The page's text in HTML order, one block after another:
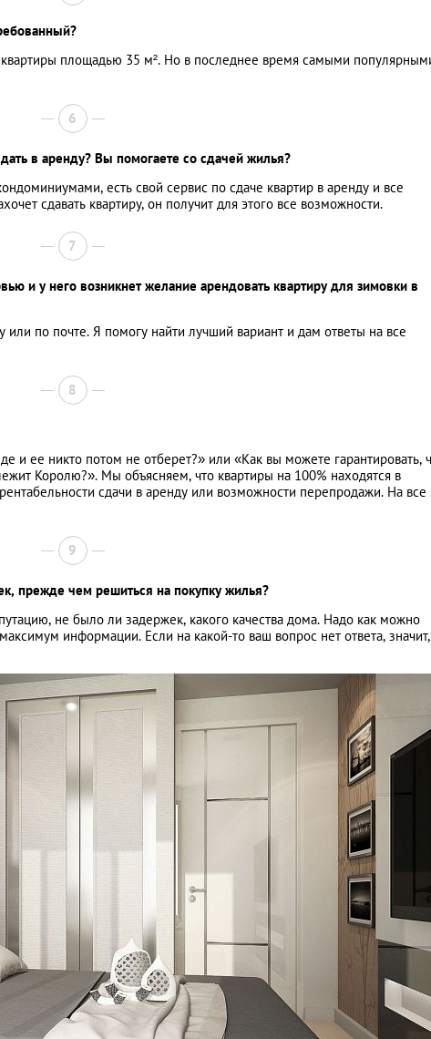
площадью 35 м². Но в последнее время самыми
6
в аренду? Вы помогаете со сдачей жилья?
есть свой сервис по сдаче квартир в аренду и все
сдавать квартиру, он получит для этого все возможности.
7
и у него возникнет желание арендовать квартиру для зимовки в
по почте. Я помогу найти лучший вариант и дам ответы на все
8
и ее никто потом не отберет?» или «Как вы можете гарантировать,
Королю?». Мы объясняем, что квартиры на 100% находятся в
сдачи в аренду или возможности перепродажи. На все
9
прежде чем решиться на покупку жилья?
не было ли задержек, какого качества дома. Надо как можно
информации. Если на какой-то ваш вопрос нет ответа,